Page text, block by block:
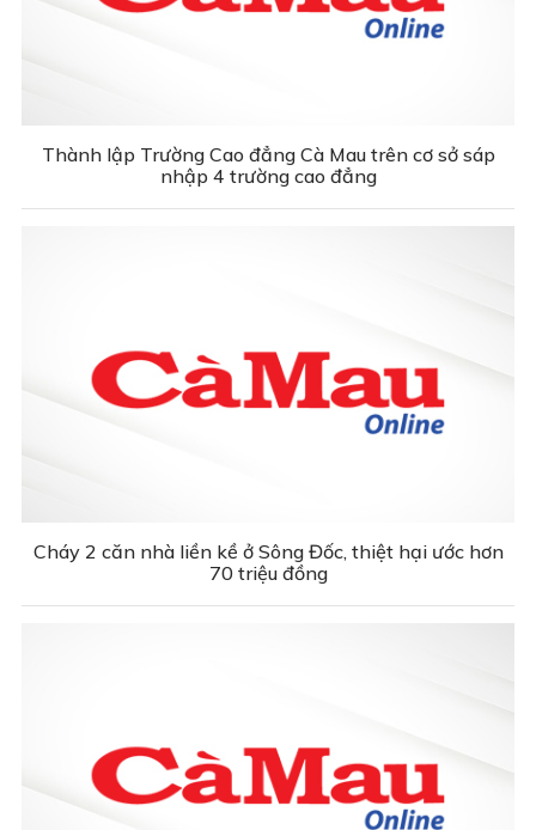
Thành lập Trường Cao đẳng Cà Mau trên cơ sở sáp
nhập 4 trường cao đẳng
Cháy 2 căn nhà liền kề ở Sông Đốc, thiệt hại ước hơn
70 triệu đồng